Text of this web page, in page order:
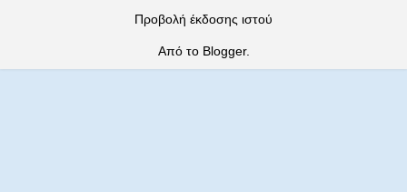
Προβολή έκδοσης ιστού
Από το Blogger.